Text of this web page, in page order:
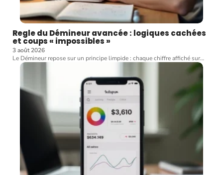
Regle du Démineur avancée : logiques cachées
et coups « impossibles »
3 août 2026
Le Démineur repose sur un principe limpide : chaque chiffre affiché sur…